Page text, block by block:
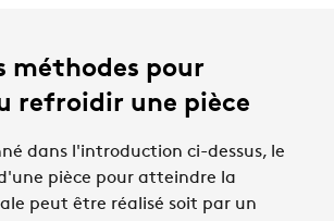
méthodes pour
refroidir une pièce
dans l'introduction ci-dessus, le
pièce pour atteindre la
peut être réalisé soit par un